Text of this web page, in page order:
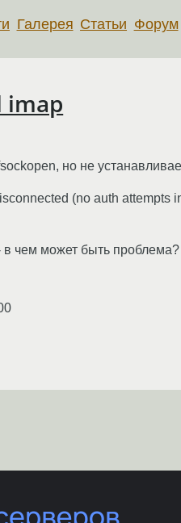
Галерея Статьи Форум
imap
но не
(no auth attempts
в чем может быть проблема?